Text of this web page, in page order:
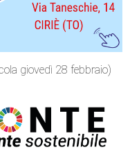
giovedì 28 febbraio)